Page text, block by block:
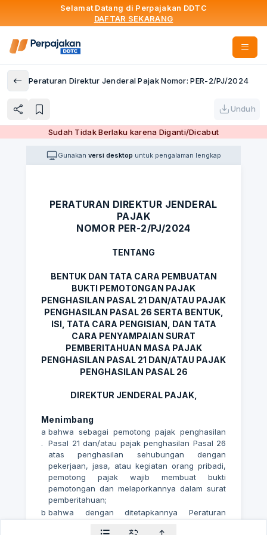
Selamat Datang di Perpajakan DDTC
DAFTAR SEKARANG
Peraturan Direktur Jenderal Pajak Nomor: PER-2/PJ/2024
Unduh
Sudah Tidak Berlaku karena Diganti/Dicabut
Gunakan versi desktop untuk pengalaman lengkap
PERATURAN DIREKTUR JENDERAL
PAJAK
NOMOR PER-2/PJ/2024
TENTANG
BENTUK DAN TATA CARA PEMBUATAN
BUKTI PEMOTONGAN PAJAK
PENGHASILAN PASAL 21 DAN/ATAU PAJAK
PENGHASILAN PASAL 26 SERTA BENTUK,
ISI, TATA CARA PENGISIAN, DAN TATA
CARA PENYAMPAIAN SURAT
PEMBERITAHUAN MASA PAJAK
PENGHASILAN PASAL 21 DAN/ATAU PAJAK
PENGHASILAN PASAL 26
DIREKTUR JENDERAL PAJAK,
Menimbang
a
.
bahwa sebagai pemotong pajak penghasilan
Pasal 21 dan/atau pajak penghasilan Pasal 26
atas penghasilan sehubungan dengan
pekerjaan, jasa, atau kegiatan orang pribadi,
pemotong pajak wajib membuat bukti
pemotongan dan melaporkannya dalam surat
pemberitahuan;
b bahwa dengan ditetapkannya Peraturan